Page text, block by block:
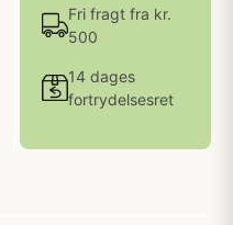
Fri fragt fra kr.
500
14 dages
fortrydelsesret